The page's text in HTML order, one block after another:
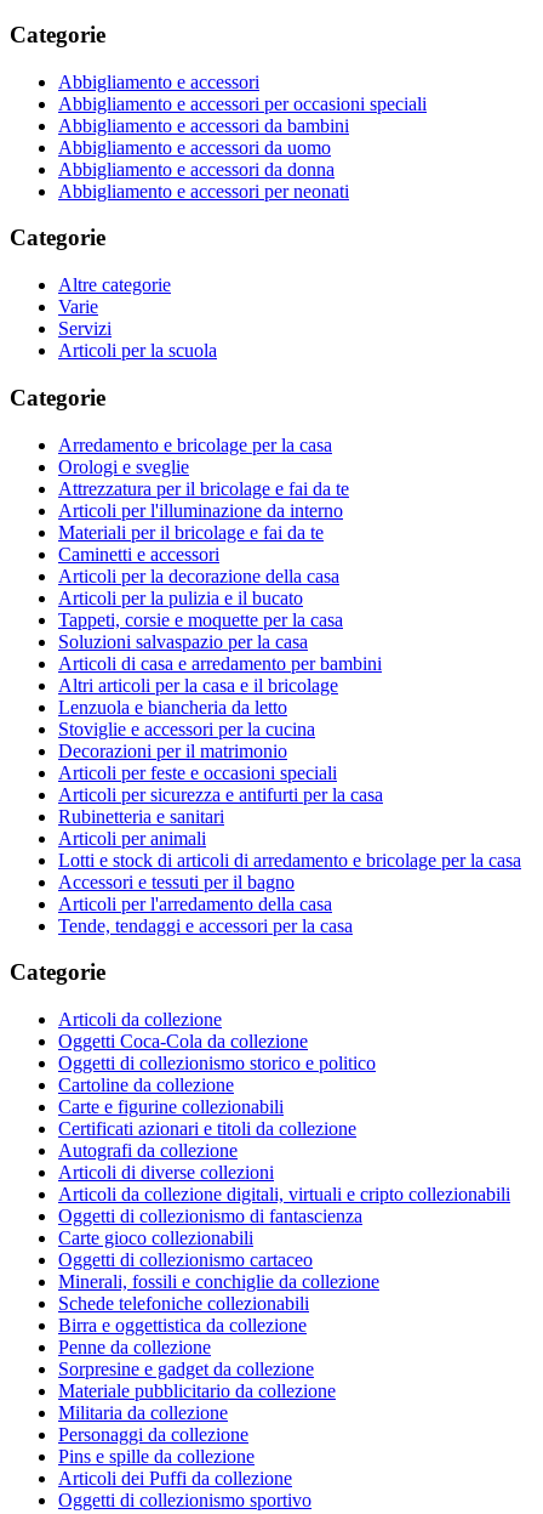
Categorie
Abbigliamento e accessori
Abbigliamento e accessori per occasioni speciali
Abbigliamento e accessori da bambini
Abbigliamento e accessori da uomo
Abbigliamento e accessori da donna
Abbigliamento e accessori per neonati
Categorie
Altre categorie
Varie
Servizi
Articoli per la scuola
Categorie
Arredamento e bricolage per la casa
Orologi e sveglie
Attrezzatura per il bricolage e fai da te
Articoli per l'illuminazione da interno
Materiali per il bricolage e fai da te
Caminetti e accessori
Articoli per la decorazione della casa
Articoli per la pulizia e il bucato
Tappeti, corsie e moquette per la casa
Soluzioni salvaspazio per la casa
Articoli di casa e arredamento per bambini
Altri articoli per la casa e il bricolage
Lenzuola e biancheria da letto
Stoviglie e accessori per la cucina
Decorazioni per il matrimonio
Articoli per feste e occasioni speciali
Articoli per sicurezza e antifurti per la casa
Rubinetteria e sanitari
Articoli per animali
Lotti e stock di articoli di arredamento e bricolage per la casa
Accessori e tessuti per il bagno
Articoli per l'arredamento della casa
Tende, tendaggi e accessori per la casa
Categorie
Articoli da collezione
Oggetti Coca-Cola da collezione
Oggetti di collezionismo storico e politico
Cartoline da collezione
Carte e figurine collezionabili
Certificati azionari e titoli da collezione
Autografi da collezione
Articoli di diverse collezioni
Articoli da collezione digitali, virtuali e cripto collezionabili
Oggetti di collezionismo di fantascienza
Carte gioco collezionabili
Oggetti di collezionismo cartaceo
Minerali, fossili e conchiglie da collezione
Schede telefoniche collezionabili
Birra e oggettistica da collezione
Penne da collezione
Sorpresine e gadget da collezione
Materiale pubblicitario da collezione
Militaria da collezione
Personaggi da collezione
Pins e spille da collezione
Articoli dei Puffi da collezione
Oggetti di collezionismo sportivo